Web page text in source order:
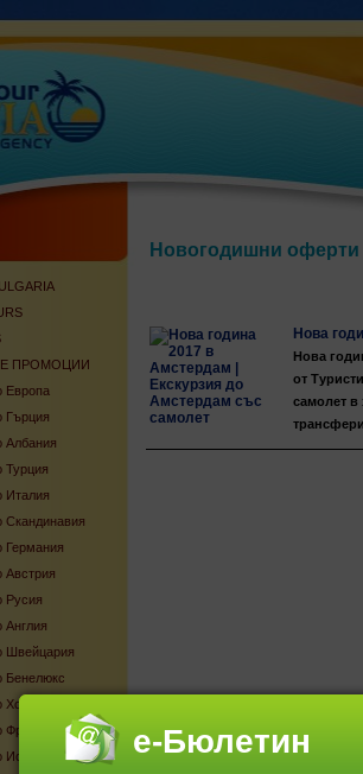
е-Бюлетин
ПРОМОЦИИ
Европа
Гърция
Албания
Турция
Италия
Скандинавия
Германия
Австрия
Русия
Англия
Швейцария
Бенелюкс
Холандия
Франция
Испания
Новогодишни
Нова
Нова
от
самолет в